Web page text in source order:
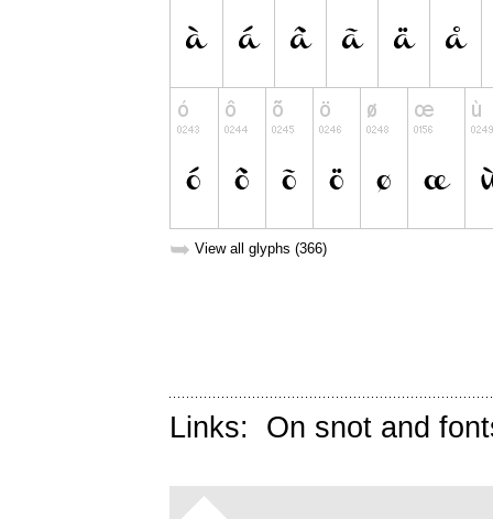
➥ View all glyphs (366)
Links: On snot and